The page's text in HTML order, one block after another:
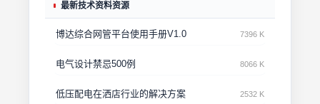
最新技术资料资源
博达综合网管平台使用手册V1.0 7396 K
电气设计禁忌500例 8066 K
低压配电在洒店行业的解决方案 2532 K